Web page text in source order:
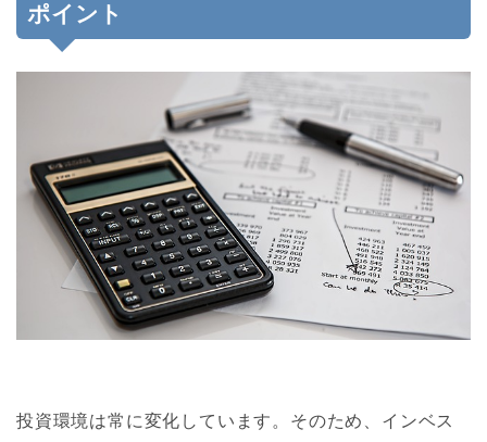
ポイント
投資環境は常に変化しています。そのため、インベス